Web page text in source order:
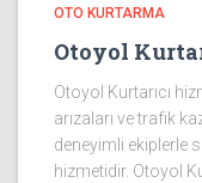
OTO KURTARMA
Otoyol
Otoyol Kurtarıcı
arızaları ve trafik
deneyimli ekiplerle
hizmetidir. Otoyol